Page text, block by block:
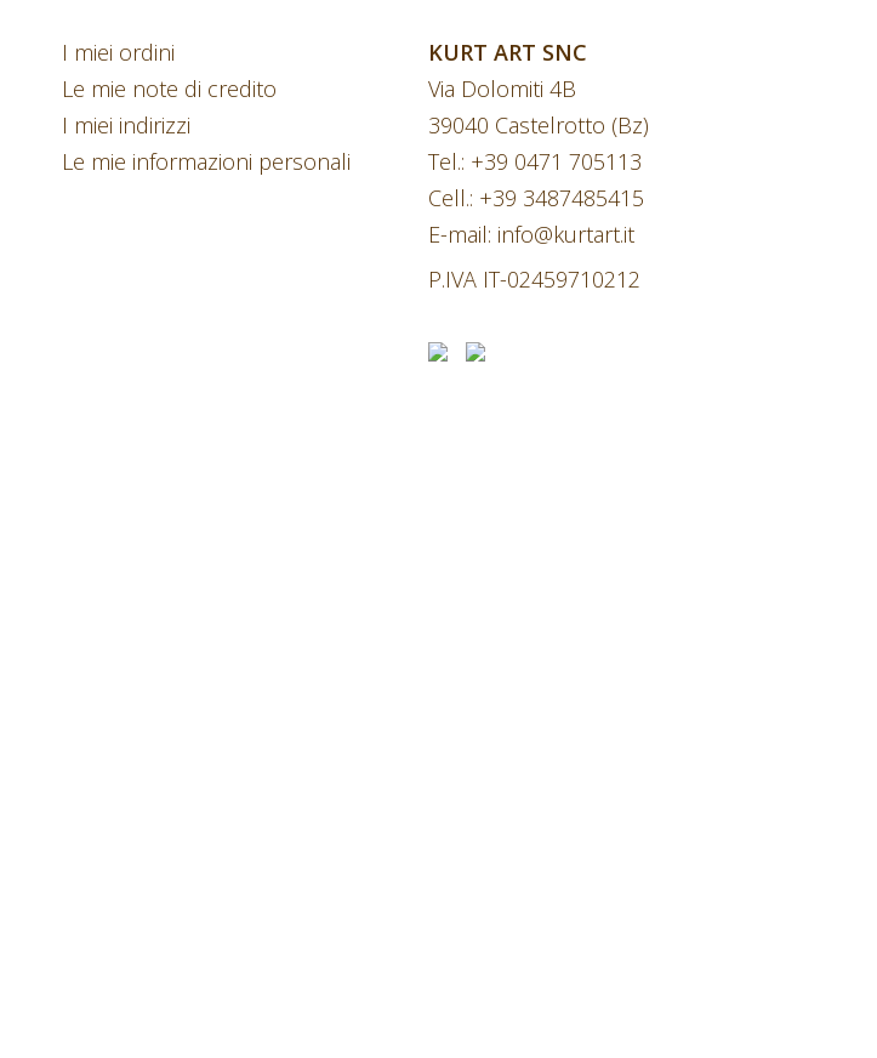
I miei ordini
Le mie note di credito
I miei indirizzi
Le mie informazioni personali
KURT ART SNC
Via Dolomiti 4B
39040 Castelrotto (Bz)
Tel.: +39 0471 705113
Cell.: +39 3487485415
E-mail: info@kurtart.it
P.IVA IT-02459710212